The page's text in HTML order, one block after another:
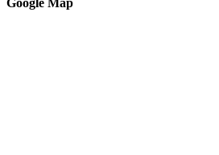
Google Map